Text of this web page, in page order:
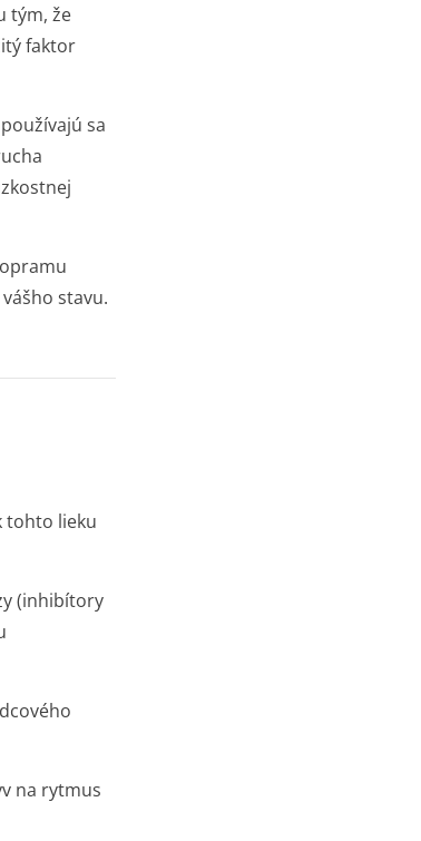
tým, že
faktor
sa
stavu.
tohto lieku
(inhibítory
na rytmus